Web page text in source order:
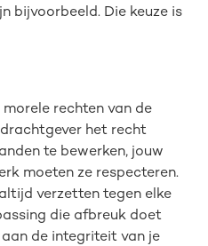
bijvoorbeeld. Die keuze is
rechten van de
het recht
te bewerken, jouw
moeten ze respecteren.
verzetten tegen elke
die afbreuk doet
de integriteit van je